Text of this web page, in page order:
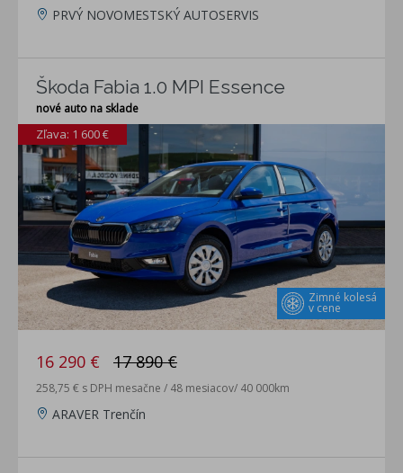
PRVÝ NOVOMESTSKÝ AUTOSERVIS
Škoda Fabia 1.0 MPI Essence
nové auto na sklade
Zimné kolesá
v cene
Zľava: 1 600 €
16 290 € 17 890 €
258,75 € s DPH mesačne / 48 mesiacov/ 40 000km
ARAVER Trenčín